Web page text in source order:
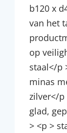
b120 x
van het
op
staal</p
minas
zilver</p
glad,
> <p >